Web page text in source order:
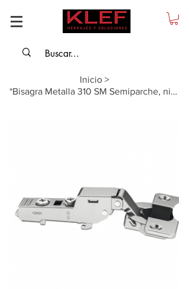
Inicio >
*Bisagra Metalla 310 SM Semiparche, niquelada